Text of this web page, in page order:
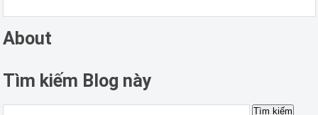
About
Tìm kiếm Blog này